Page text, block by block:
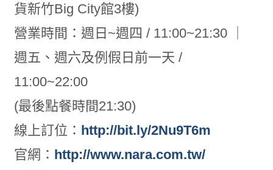
貨新竹Big City館3樓)
營業時間：週日~週四 / 11:00~21:30 ｜
週五、週六及例假日前一天 /
11:00~22:00
(最後點餐時間21:30)
線上訂位： http://bit.ly/2Nu9T6m
官網： http://www.nara.com.tw/